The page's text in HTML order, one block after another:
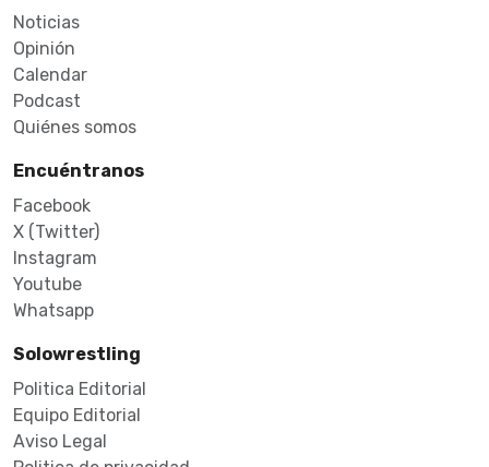
Noticias
Opinión
Calendar
Podcast
Quiénes somos
Encuéntranos
Facebook
X (Twitter)
Instagram
Youtube
Whatsapp
Solowrestling
Politica Editorial
Equipo Editorial
Aviso Legal